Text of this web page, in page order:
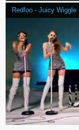
Redfoo - Juicy